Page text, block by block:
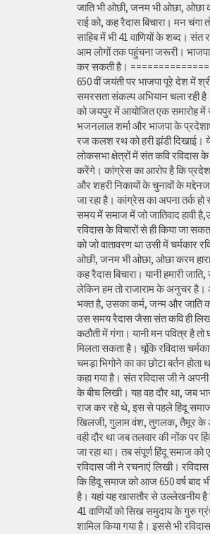
जाति भी ओछी, जनम भी ओछा, ओछा
राई को, कह रैदास बिचारा। मन चंगा
साहिब में भी 41 वाणियों के शब्द। संत
आम लोगों तक पहुंचना जरूरी।
कर सकती है।
650 वीं जयंती पर भाजपा पूरे देश में
समरसता संकल्प अभियान चला रही
को जयपुर में आयोजित एक समारोह में
भजनलाल शर्मा और भाजपा के
रज कलश रथ को हरी झंडी दिखाई।
लोकसभा क्षेत्रों में संत कवि रविदास के
करेंगे। कांग्रेस का आरोप है कि प्रदेश
और शहरी निकायों के चुनावों के
जा रहा है। कांग्रेस का अपना तर्क
समय में समाज में जो जातिवाद हावी
रविदास के विचारों से ही किया जा
को जो वातावरण था उसी में चर्मकार
ओछी, जनम भी ओछा, ओछा करम
कह रैदास बिचारा। यानी हमारी
लेकिन हम तो राजाराम के अनुचर है।
भक्त है, उसका कर्म, जन्म और जाति
उस समय रैदास जैसा संत कवि ही
कठौती में गंगा। यानी मन पवित्र है
मिलता सकता है। चूंकि रविदास
चमड़ा भिगोने का का छोटा बर्तन होता
कहा गया है। संत रविदास जी ने
के बीच लिखी। यह वह दौर था, जब
राज कर रहे थे, इस से पहले हिंदू
खिलजी, गुलाम वंश, तुगलक, तैमूर के
वही दौर था जब तलवार की नोंक पर
जा रहा था। तब संपूर्ण हिंदू समाज
रविदास जी ने रचनाएं लिखी।
कि हिंदू समाज को आज 650 वर्ष
है। यहां यह खासतौर से उल्लेखनीय है
41 वाणियोंं को सिख समुदाय के गुरु
शामिल किया गया है। इससे भी